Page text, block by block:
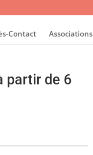
Contact Associations
partir de 6